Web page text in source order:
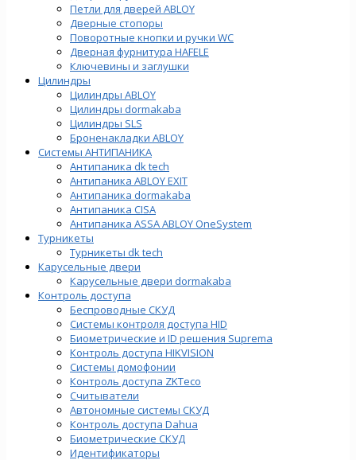
Петли для дверей ABLOY
Дверные стопоры
Поворотные кнопки и ручки WC
Дверная фурнитура HAFELE
Ключевины и заглушки
Цилиндры
Цилиндры ABLOY
Цилиндры dormakaba
Цилиндры SLS
Броненакладки ABLOY
Системы АНТИПАНИКА
Антипаника dk tech
Антипаника ABLOY EXIT
Антипаника dormakaba
Антипаника СISA
Антипаника ASSA ABLOY OneSystem
Турникеты
Турникеты dk tech
Карусельные двери
Карусельные двери dormakaba
Контроль доступа
Беспроводные СКУД
Системы контроля доступа HID
Биометрические и ID решения Suprema
Контроль доступа HIKVISION
Системы домофонии
Контроль доступа ZKTeco
Считыватели
Автономные системы СКУД
Контроль доступа Dahua
Биометрические СКУД
Идентификаторы